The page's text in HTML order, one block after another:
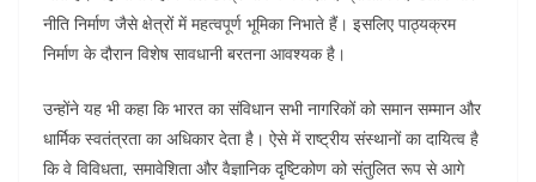
नीति निर्माण जैसे क्षेत्रों में महत्वपूर्ण भूमिका निभाते हैं। इसलिए पाठ्यक्रम
निर्माण के दौरान विशेष सावधानी बरतना आवश्यक है।
उन्होंने यह भी कहा कि भारत का संविधान सभी नागरिकों को समान सम्मान और
धार्मिक स्वतंत्रता का अधिकार देता है। ऐसे में राष्ट्रीय संस्थानों का दायित्व है
कि वे विविधता, समावेशिता और वैज्ञानिक दृष्टिकोण को संतुलित रूप से आगे